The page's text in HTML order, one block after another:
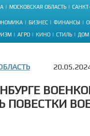
МОСКОВСКАЯ ОБЛАСТЬ
БИЗНЕС ФИНАНСЫ
АГРО КИНО СТИЛЬ ДОМ
ПОВЕСТКИ